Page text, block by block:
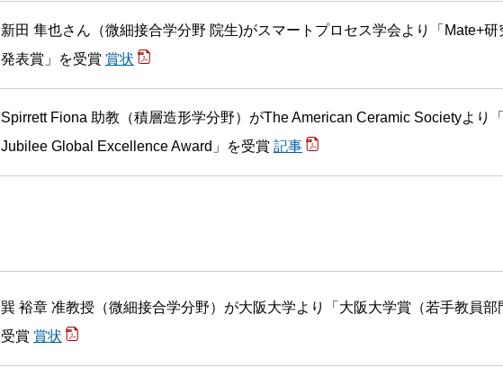
新田 隼也さん（微細接合学分野 院生)がスマートプロセス学会より「Mate+研
発表賞」を受賞 賞状
Spirrett Fiona 助教（積層造形学分野）がThe American Ceramic Societyより
Jubilee Global Excellence Award」を受賞 記事
巽 裕章 准教授（微細接合学分野）が大阪大学より「大阪大学賞（若手教員部
受賞 賞状